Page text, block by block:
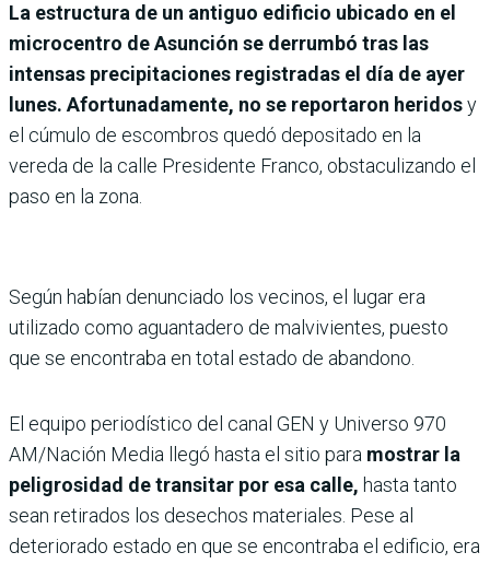
La estructura de un antiguo edificio ubicado en el
microcentro de Asunción se derrumbó tras las
intensas precipitaciones registradas el día de ayer
lunes. Afortunadamente, no se reportaron heridosy
el cúmulo de escombros quedó depositado en la
vereda de la calle Presidente Franco, obstaculizando el
paso en la zona.
Según habían denunciado los vecinos, el lugar era
utilizado como aguantadero de malvivientes, puesto
que se encontraba en total estado de abandono.
El equipo periodístico del canal GEN y Universo 970
AM/Nación Media llegó hasta el sitio para mostrar la
peligrosidad de transitar por esa calle, hasta tanto
sean retirados los desechos materiales. Pese al
deteriorado estado en que se encontraba el edificio, era